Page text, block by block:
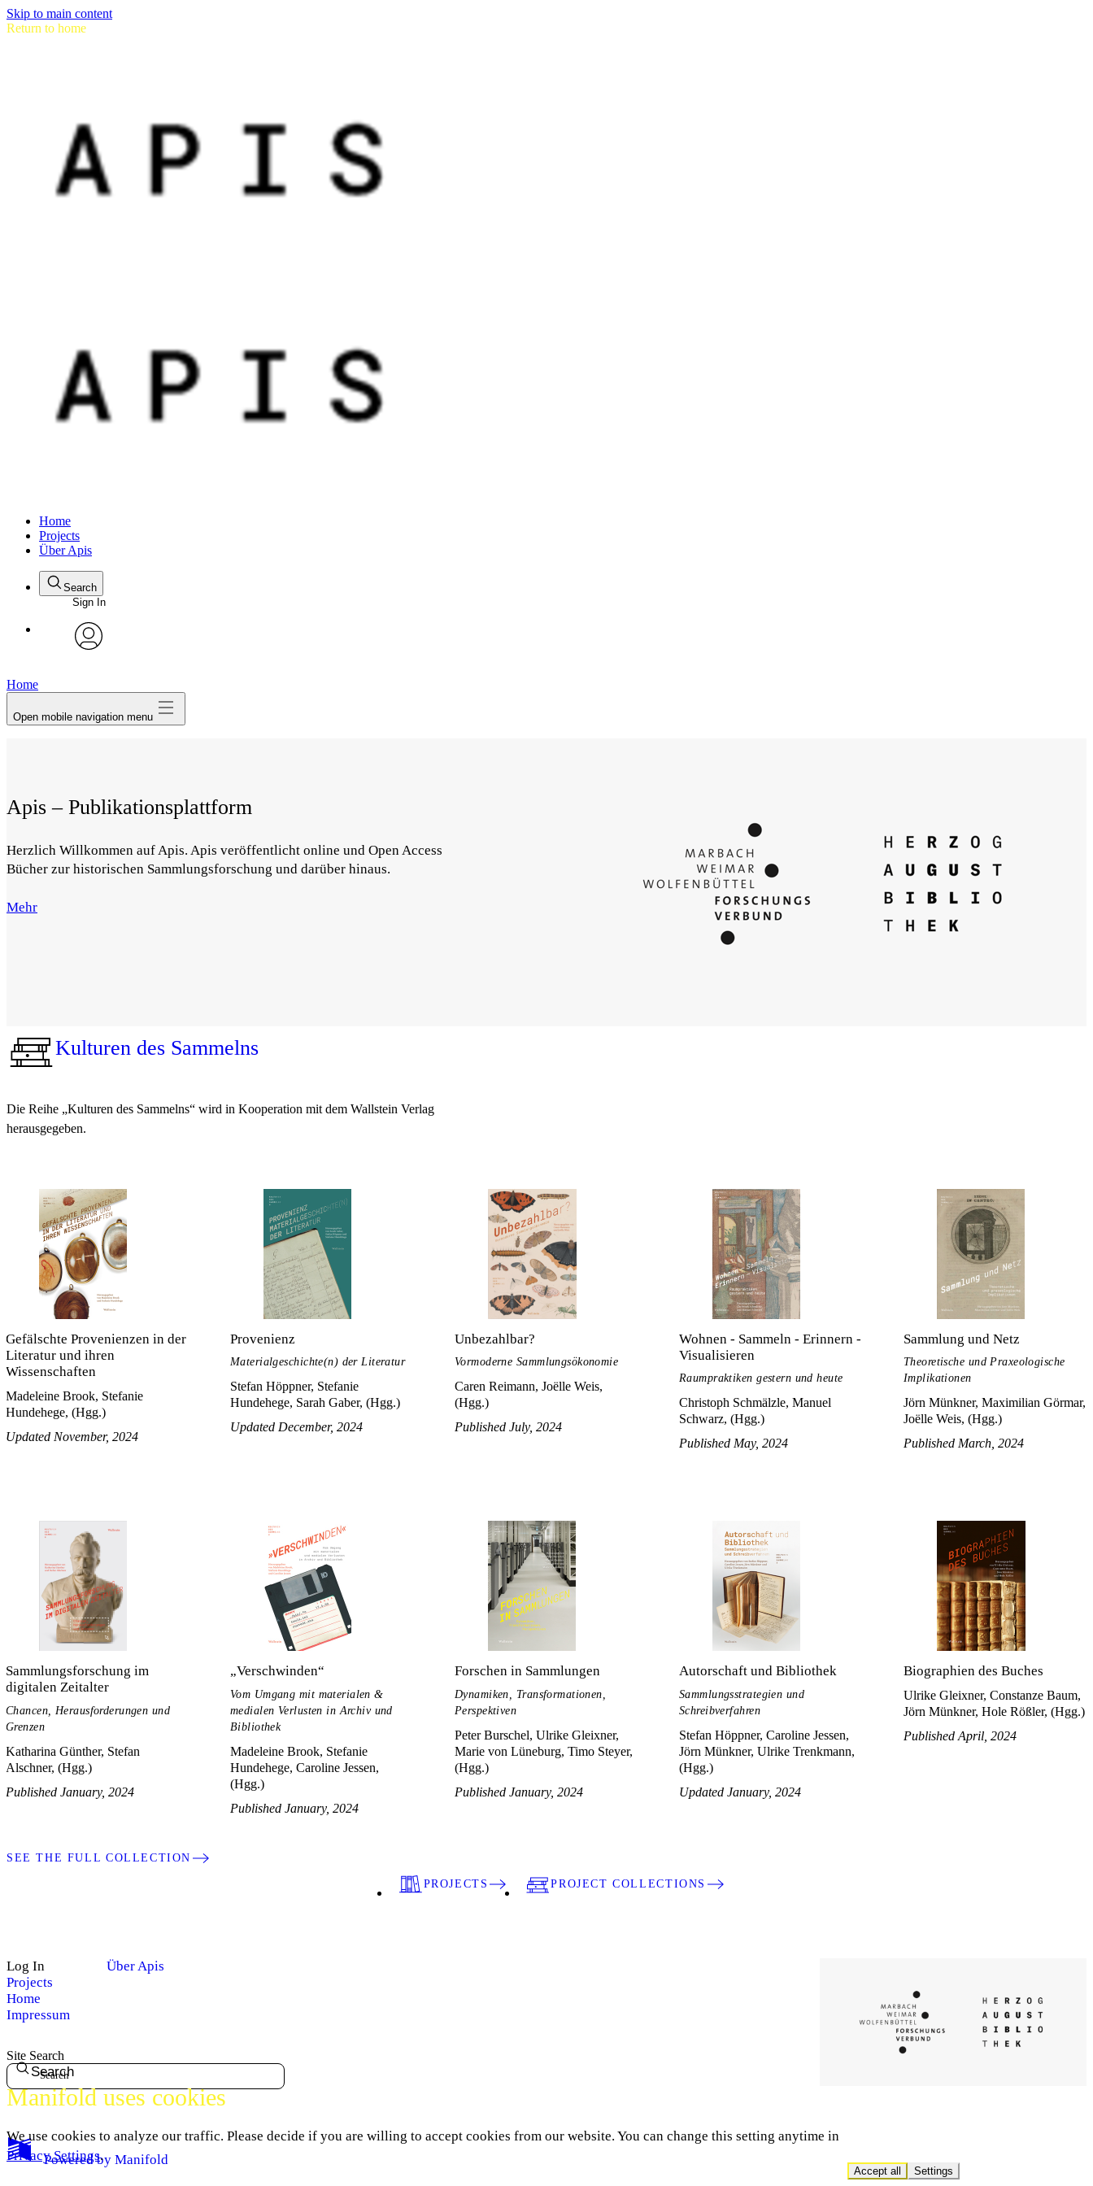
Skip to main content
Return to home
Home
Projects
Über Apis
Search
Sign In
Home
Open mobile navigation menu
Apis – Publikationsplattform
Herzlich Willkommen auf Apis. Apis veröffentlicht online und Open Access
Bücher zur historischen Sammlungsforschung und darüber hinaus.
Mehr
Kulturen des Sammelns
Die Reihe „Kulturen des Sammelns“ wird in Kooperation mit dem Wallstein Verlag
herausgegeben.
Gefälschte Provenienzen in der
Literatur und ihren
Wissenschaften
Madeleine Brook, Stefanie
Hundehege, (Hgg.)
Updated November, 2024
Provenienz
Materialgeschichte(n) der Literatur
Stefan Höppner, Stefanie
Hundehege, Sarah Gaber, (Hgg.)
Updated December, 2024
Unbezahlbar?
Vormoderne Sammlungsökonomie
Caren Reimann, Joëlle Weis,
(Hgg.)
Published July, 2024
Wohnen - Sammeln - Erinnern -
Visualisieren
Raumpraktiken gestern und heute
Christoph Schmälzle, Manuel
Schwarz, (Hgg.)
Published May, 2024
Sammlung und Netz
Theoretische und Praxeologische
Implikationen
Jörn Münkner, Maximilian Görmar,
Joëlle Weis, (Hgg.)
Published March, 2024
Sammlungsforschung im
digitalen Zeitalter
Chancen, Herausforderungen und
Grenzen
Katharina Günther, Stefan
Alschner, (Hgg.)
Published January, 2024
„Verschwinden“
Vom Umgang mit materialen &
medialen Verlusten in Archiv und
Bibliothek
Madeleine Brook, Stefanie
Hundehege, Caroline Jessen,
(Hgg.)
Published January, 2024
Forschen in Sammlungen
Dynamiken, Transformationen,
Perspektiven
Peter Burschel, Ulrike Gleixner,
Marie von Lüneburg, Timo Steyer,
(Hgg.)
Published January, 2024
Autorschaft und Bibliothek
Sammlungsstrategien und
Schreibverfahren
Stefan Höppner, Caroline Jessen,
Jörn Münkner, Ulrike Trenkmann,
(Hgg.)
Updated January, 2024
Biographien des Buches
Ulrike Gleixner, Constanze Baum,
Jörn Münkner, Hole Rößler, (Hgg.)
Published April, 2024
SEE THE FULL COLLECTION
PROJECTS PROJECT COLLECTIONS
Log In
Projects
Home
Impressum
Über Apis
Site Search
Search
Powered by Manifold
Manifold uses cookies
We use cookies to analyze our traffic. Please decide if you are willing to accept cookies from our website. You can change this setting anytime in
Privacy Settings.
Accept all Settings